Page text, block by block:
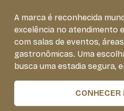
A marca é reconhecida
excelência no atendimento
com salas de eventos,
gastronômicas. Uma
busca uma estadia segura,
CONHECER